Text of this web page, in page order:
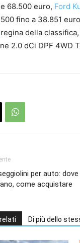
68.500 euro, Ford
fino a 38.851
della
2.0 dCi DPF 4WD
per auto:
come acquistare
Di più dello